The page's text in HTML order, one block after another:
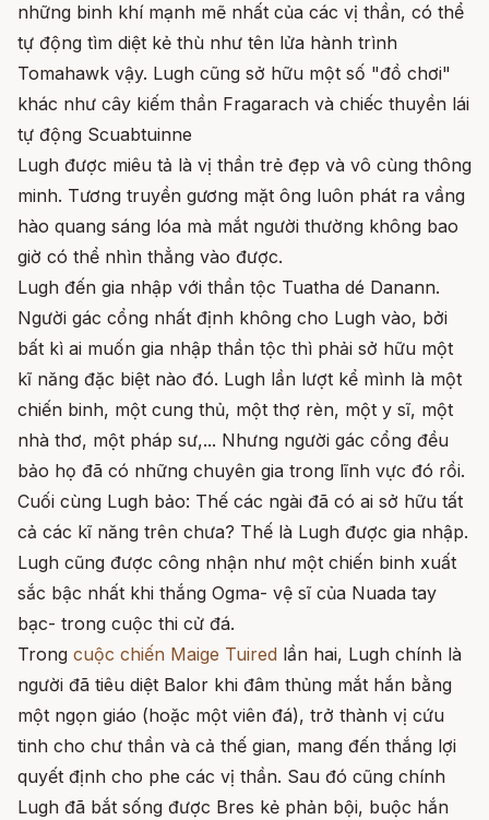
những binh khí mạnh mẽ nhất của các vị thần, có thể
tự động tìm diệt kẻ thù như tên lửa hành trình
Tomahawk vậy. Lugh cũng sở hữu một số "đồ chơi"
khác như cây kiếm thần Fragarach và chiếc thuyền lái
tự động Scuabtuinne
Lugh được miêu tả là vị thần trẻ đẹp và vô cùng thông
minh. Tương truyền gương mặt ông luôn phát ra vầng
hào quang sáng lóa mà mắt người thường không bao
giờ có thể nhìn thẳng vào được.
Lugh đến gia nhập với thần tộc Tuatha dé Danann.
Người gác cổng nhất định không cho Lugh vào, bởi
bất kì ai muốn gia nhập thần tộc thì phải sở hữu một
kĩ năng đặc biệt nào đó. Lugh lần lượt kể mình là một
chiến binh, một cung thủ, một thợ rèn, một y sĩ, một
nhà thơ, một pháp sư,... Nhưng người gác cổng đều
bảo họ đã có những chuyên gia trong lĩnh vực đó rồi.
Cuối cùng Lugh bảo: Thế các ngài đã có ai sở hữu tất
cả các kĩ năng trên chưa? Thế là Lugh được gia nhập.
Lugh cũng được công nhận như một chiến binh xuất
sắc bậc nhất khi thắng Ogma- vệ sĩ của Nuada tay
bạc- trong cuộc thi cử đá.
Trong cuộc chiến Maige Tuired lần hai, Lugh chính là
người đã tiêu diệt Balor khi đâm thủng mắt hắn bằng
một ngọn giáo (hoặc một viên đá), trở thành vị cứu
tinh cho chư thần và cả thế gian, mang đến thắng lợi
quyết định cho phe các vị thần. Sau đó cũng chính
Lugh đã bắt sống được Bres kẻ phản bội, buộc hắn